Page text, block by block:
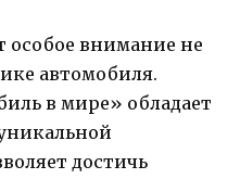
особое внимание не
автомобиля.
в мире» обладает
достичь